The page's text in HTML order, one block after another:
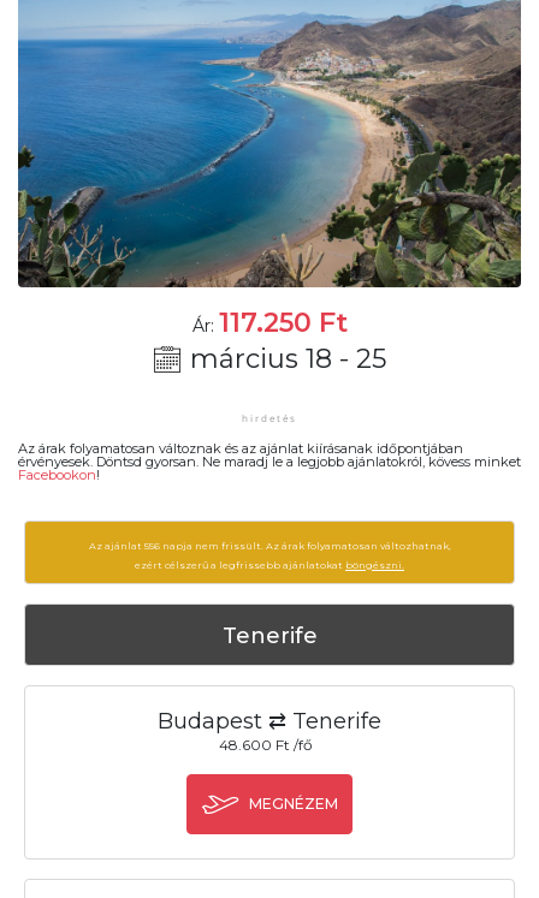
Ár: 117.250 Ft
március 18 - 25
Az árak folyamatosan változnak és az ajánlat kiírásanak időpontjában
érvényesek. Döntsd gyorsan. Ne maradj le a legjobb ajánlatokról, kövess minket
Facebookon!
Az ajánlat 556 napja nem frissült. Az árak folyamatosan változhatnak,
ezért célszerű a legfrissebb ajánlatokat böngészni.
Tenerife
Budapest ⇄ Tenerife
48.600 Ft /fő
MEGNÉZEM